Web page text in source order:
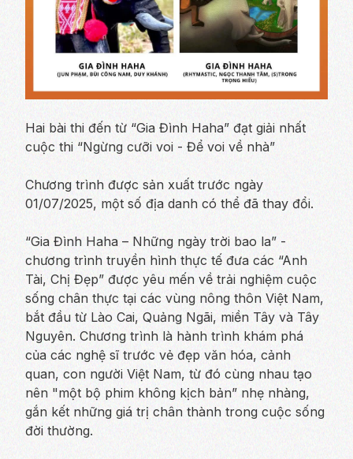
Hai bài thi đến từ “Gia Đình Haha” đạt giải nhất
cuộc thi “Ngừng cưỡi voi - Để voi về nhà”
Chương trình được sản xuất trước ngày
01/07/2025, một số địa danh có thể đã thay đổi.
“Gia Đình Haha – Những ngày trời bao la” -
chương trình truyền hình thực tế đưa các “Anh
Tài, Chị Đẹp” được yêu mến về trải nghiệm cuộc
sống chân thực tại các vùng nông thôn Việt Nam,
bắt đầu từ Lào Cai, Quảng Ngãi, miền Tây và Tây
Nguyên. Chương trình là hành trình khám phá
của các nghệ sĩ trước vẻ đẹp văn hóa, cảnh
quan, con người Việt Nam, từ đó cùng nhau tạo
nên "một bộ phim không kịch bản” nhẹ nhàng,
gắn kết những giá trị chân thành trong cuộc sống
đời thường.